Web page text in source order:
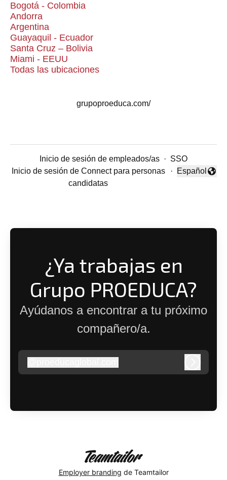
Bogotá - Colombia
Andorra
Argentina
Guayaquil - Ecuador
Santa Cruz – Bolivia
Miami - EEUU
Todas las ubicaciones
grupoproeduca.com/
Inicio de sesión de empleados/as · SSO
Inicio de sesión de Connect para personas
candidatas
·
Cambiar
Español
¿Ya trabajas en
Grupo PROEDUCA?
Ayúdanos a encontrar a tu próximo
compañero/a.
proeducaglobal.com
Employer branding de Teamtailor